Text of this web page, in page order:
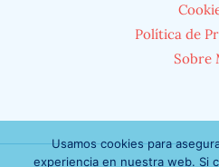
Política de
Sobre
Usamos cookies para
experiencia en nuestra web. Si